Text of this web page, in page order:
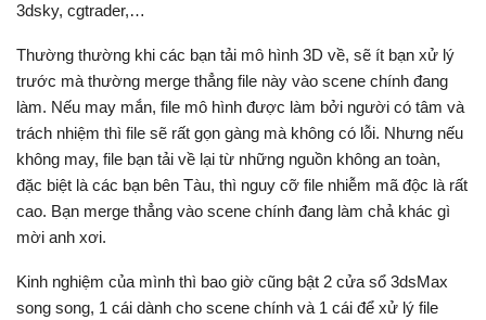
3dsky, cgtrader,…
Thường thường khi các bạn tải mô hình 3D về, sẽ ít bạn xử lý
trước mà thường merge thẳng file này vào scene chính đang
làm. Nếu may mắn, file mô hình được làm bởi người có tâm và
trách nhiệm thì file sẽ rất gọn gàng mà không có lỗi. Nhưng nếu
không may, file bạn tải về lại từ những nguồn không an toàn,
đặc biệt là các bạn bên Tàu, thì nguy cỡ file nhiễm mã độc là rất
cao. Bạn merge thẳng vào scene chính đang làm chả khác gì
mời anh xơi.
Kinh nghiệm của mình thì bao giờ cũng bật 2 cửa sổ 3dsMax
song song, 1 cái dành cho scene chính và 1 cái để xử lý file